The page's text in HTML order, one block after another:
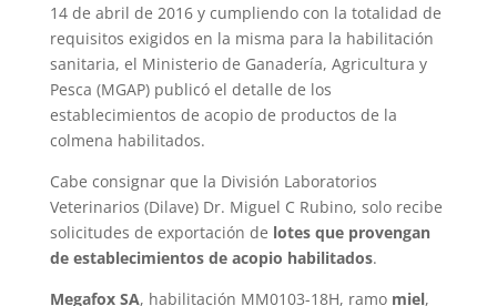
14 de abril de 2016 y cumpliendo con la totalidad de
requisitos exigidos en la misma para la habilitación
sanitaria, el Ministerio de Ganadería, Agricultura y
Pesca (MGAP) publicó el detalle de los
establecimientos de acopio de productos de la
colmena habilitados.
Cabe consignar que la División Laboratorios
Veterinarios (Dilave) Dr. Miguel C Rubino, solo recibe
solicitudes de exportación de lotes que provengan
de establecimientos de acopio habilitados.
Megafox SA, habilitación MM0103-18H, ramo miel,